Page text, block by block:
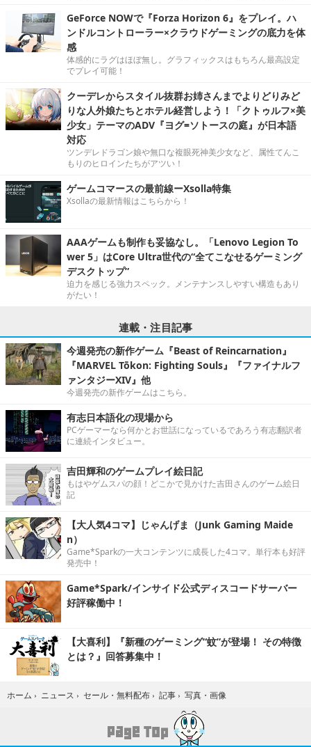
GeForce NOWで『Forza Horizon 6』をプレイ。ハ
ンドルコントローラー×クラウドゲーミングの底力を体
感
体感的にラグはほぼ無し。グラフィックスはもちろん最高設定
でプレイ可能！
クーデレからスタイル抜群お姉さんまでよりどりみど
りな人外娘たちとホテル経営しよう！「クトゥルフ×美
少女」テーマのADV『ヨグ=ソトースの庭』が日本語
対応
ツンデレドラゴン娘や無口な複眼死神美少女など、属性てんこ
もりのヒロインたちがアツい！
ゲームコマースの最前線ーXsolla特集
Xsollaの最新情報はこちらから！
AAAゲームも制作も妥協なし。「Lenovo Legion To
wer 5」はCore Ultra世代の“全てこなせるゲーミング
デスクトップ”
迫力を感じる強力スペック。メンテナンスしやすい構造もあり
がたい！
連載・注目記事
今週発売の新作ゲーム『Beast of Reincarnation』
『MARVEL Tōkon: Fighting Souls』『ファイナルフ
ァンタジーXIV』他
今週発売の新作ゲームはこちら。
有志日本語化の現場から
PCゲーマーなら何かとお世話になっているであろう有志翻訳者
に連続インタビュー。
吉田輝和のゲームプレイ絵日記
もはやゲムスパの顔！どこかで見かけた吉田さんのゲーム絵日
記
【大人気4コマ】じゃんげま（Junk Gaming Maide
n）
Game*Sparkの一大コンテンツに成長した4コマ。単行本も好評
発売中！
Game*Spark/インサイド公式ディスコードサーバー
好評稼働中！
【大喜利】『新種のゲーミング“蚊”が登場！ その特徴
とは？』回答募集中！
ホーム › ニュース › セール・無料配布 › 記事 › 写真・画像